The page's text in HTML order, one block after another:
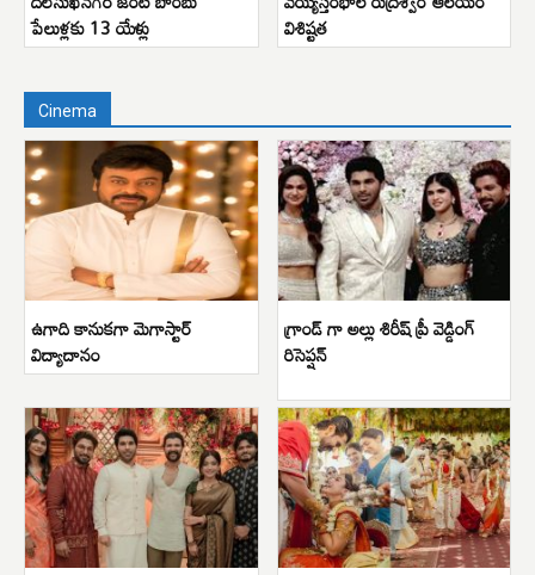
పేలుళ్లకు 13 యేళ్లు విశిష్టత
Cinema
ఉగాది కానుకగా మెగాస్టార్
విద్యాదానం
గ్రాండ్ గా అల్లు శిరీష్ ప్రీ వెడ్డింగ్
రిసెప్షన్